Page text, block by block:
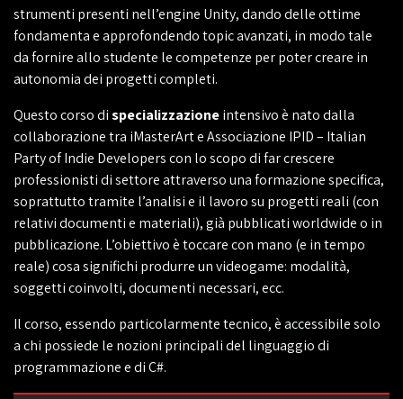
strumenti presenti nell’engine Unity, dando delle ottime
fondamenta e approfondendo topic avanzati, in modo tale
da fornire allo studente le competenze per poter creare in
autonomia dei progetti completi.
Questo corso dispecializzazioneintensivo è nato dalla
collaborazione tra iMasterArt e Associazione IPID – Italian
Party of Indie Developers con lo scopo di far crescere
professionisti di settore attraverso una formazione specifica,
soprattutto tramite l’analisi e il lavoro su progetti reali (con
relativi documenti e materiali), già pubblicati worldwide o in
pubblicazione. L’obiettivo è toccare con mano (e in tempo
reale) cosa significhi produrre un videogame: modalità,
soggetti coinvolti, documenti necessari, ecc.
Il corso, essendo particolarmente tecnico, è accessibile solo
a chi possiede le nozioni principali del linguaggio di
programmazione e di C#.